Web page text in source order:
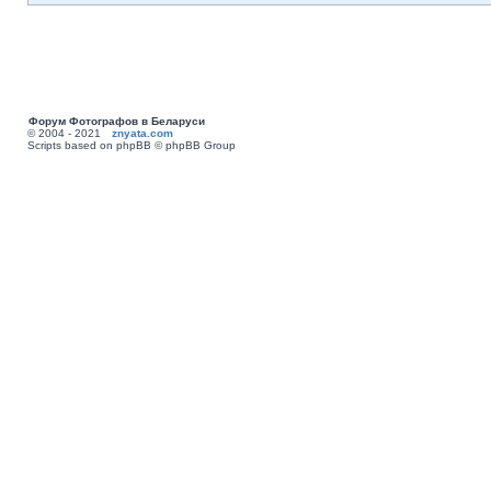
Форум Фотографов в Беларуси
© 2004 - 2021 znyata.com
Scripts based on phpBB © phpBB Group